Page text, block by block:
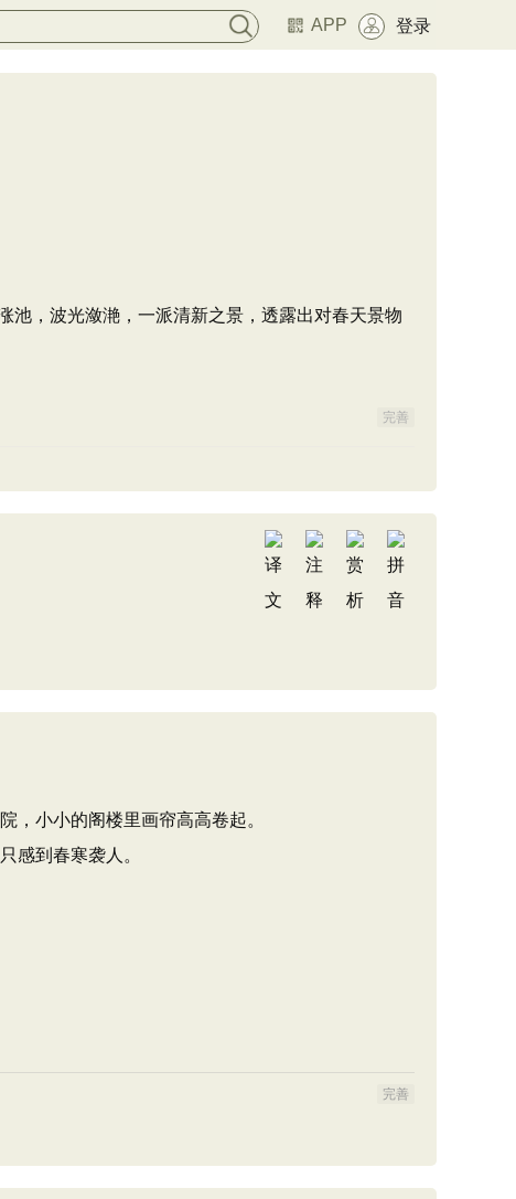
APP 登录
池，波光潋滟，一派清新之景，透露出对春天景物
完善
，小小的阁楼里画帘高高卷起。
感到春寒袭人。
完善